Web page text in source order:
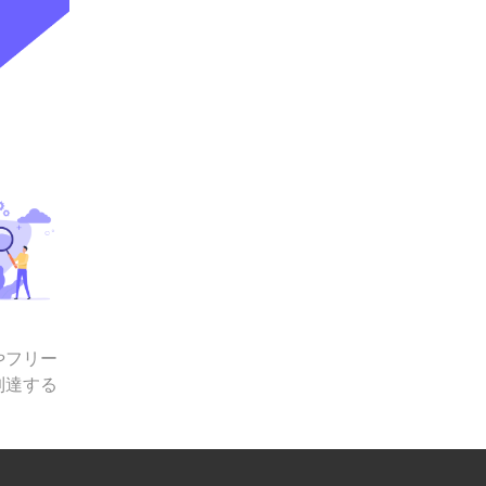
リー
する